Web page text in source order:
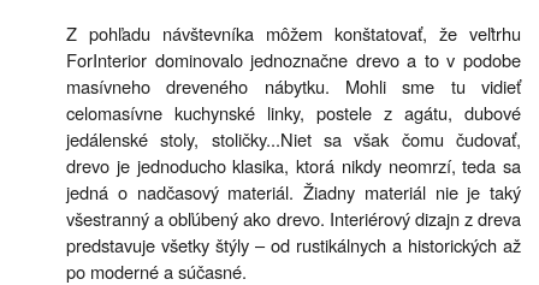
Z pohľadu návštevníka môžem konštatovať, že veľtrhu
ForInterior dominovalo jednoznačne drevo a to v podobe
masívneho dreveného nábytku. Mohli sme tu vidieť
celomasívne kuchynské linky, postele z agátu, dubové
jedálenské stoly, stoličky...Niet sa však čomu čudovať,
drevo je jednoducho klasika, ktorá nikdy neomrzí, teda sa
jedná o nadčasový materiál. Žiadny materiál nie je taký
všestranný a obľúbený ako drevo. Interiérový dizajn z dreva
predstavuje všetky štýly – od rustikálnych a historických až
po moderné a súčasné.